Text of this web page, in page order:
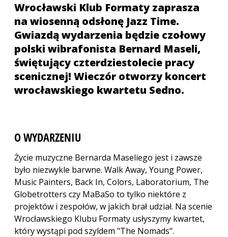
Wrocławski Klub Formaty zaprasza
na wiosenną odsłonę Jazz Time.
Gwiazdą wydarzenia będzie czołowy
polski wibrafonista Bernard Maseli,
świętujący czterdziestolecie pracy
scenicznej! Wieczór otworzy koncert
wrocławskiego kwartetu Sedno.
O WYDARZENIU
Życie muzyczne Bernarda Maseliego jest i zawsze
było niezwykle barwne. Walk Away, Young Power,
Music Painters, Back In, Colors, Laboratorium, The
Globetrotters czy MaBaSo to tylko niektóre z
projektów i zespołów, w jakich brał udział. Na scenie
Wrocławskiego Klubu Formaty usłyszymy kwartet,
który wystąpi pod szyldem "The Nomads".